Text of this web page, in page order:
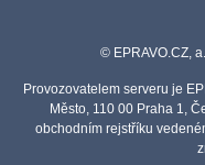
© EPRAVO.CZ,
Provozovatelem serveru je
Město, 110 00 Praha 1,
obchodním rejstříku